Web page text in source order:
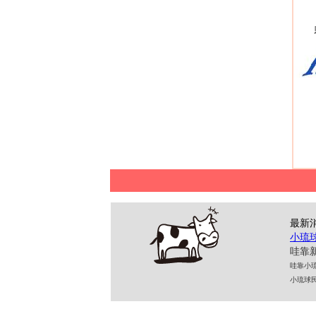
最新
小琉
哇靠
哇靠小
小琉球